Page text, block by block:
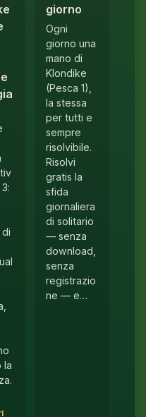
la
giorno
Ogni
giorno una
mano di
Klondike
(Pesca 1),
la stessa
per tutti e
sempre
risolvibile.
Risolvi
gratis la
sfida
giornaliera
di solitario
— senza
download,
senza
registrazio
ne — e…